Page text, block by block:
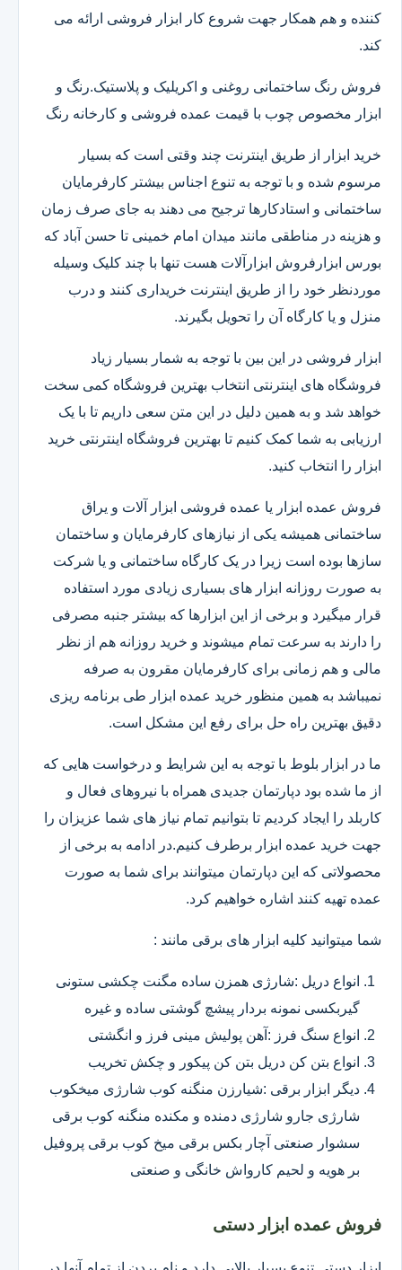
کننده و هم همکار جهت شروع کار ابزار فروشی ارائه می
کند.
فروش رنگ ساختمانی روغنی و اکریلیک و پلاستیک.رنگ و
ابزار مخصوص چوب با قیمت عمده فروشی و کارخانه رنگ
خرید ابزار از طریق اینترنت چند وقتی است که بسیار
مرسوم شده و با توجه به تنوع اجناس بیشتر کارفرمایان
ساختمانی و استادکارها ترجیح می دهند به جای صرف زمان
و هزینه در مناطقی مانند میدان امام خمینی تا حسن آباد که
بورس ابزارفروش ابزارآلات هست تنها با چند کلیک وسیله
موردنظر خود را از طریق اینترنت خریداری کنند و درب
منزل و یا کارگاه آن را تحویل بگیرند.
ابزار فروشی در این بین با توجه به شمار بسیار زیاد
فروشگاه های اینترنتی انتخاب بهترین فروشگاه کمی سخت
خواهد شد و به همین دلیل در این متن سعی داریم تا با یک
ارزیابی به شما کمک کنیم تا بهترین فروشگاه اینترنتی خرید
ابزار را انتخاب کنید.
فروش عمده ابزار یا عمده فروشی ابزار آلات و یراق
ساختمانی همیشه یکی از نیازهای کارفرمایان و ساختمان
سازها بوده است زیرا در یک کارگاه ساختمانی و یا شرکت
به صورت روزانه ابزار های بسیاری زیادی مورد استفاده
قرار میگیرد و برخی از این ابزارها که بیشتر جنبه مصرفی
را دارند به سرعت تمام میشوند و خرید روزانه هم از نظر
مالی و هم زمانی برای کارفرمایان مقرون به صرفه
نمیباشد به همین منظور خرید عمده ابزار طی برنامه ریزی
دقیق بهترین راه حل برای رفع این مشکل است.
ما در ابزار بلوط با توجه به این شرایط و درخواست هایی که
از ما شده بود دپارتمان جدیدی همراه با نیروهای فعال و
کاربلد را ایجاد کردیم تا بتوانیم تمام نیاز های شما عزیزان را
جهت خرید عمده ابزار برطرف کنیم.در ادامه به برخی از
محصولاتی که این دپارتمان میتوانند برای شما به صورت
عمده تهیه کنند اشاره خواهیم کرد.
شما میتوانید کلیه ابزار های برقی مانند :
انواع دریل :شارژی همزن ساده مگنت چکشی ستونی
گیربکسی نمونه بردار پیشچ گوشتی ساده و غیره
انواع سنگ فرز :آهن پولیش مینی فرز و انگشتی
انواع بتن کن دریل بتن کن پیکور و چکش تخریب
دیگر ابزار برقی :شیارزن منگنه کوب شارژی میخکوب
شارژی جارو شارژی دمنده و مکنده منگنه کوب برقی
سشوار صنعتی آچار بکس برقی میخ کوب برقی پروفیل
بر هویه و لحیم کارواش خانگی و صنعتی
فروش عمده ابزار دستی